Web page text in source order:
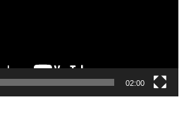
02:00